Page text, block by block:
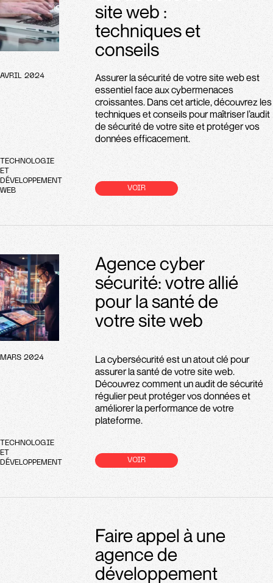
TECHNOLOGIE
ET
DÉVELOPPEMENT
WEB
site web :
techniques et
conseils
Assurer la sécurité de votre site web est
essentiel face aux cybermenaces
croissantes. Dans cet article, découvrez les
techniques et conseils pour maîtriser l’audit
de sécurité de votre site et protéger vos
données efficacement.
VOIR
AVRIL 2024
TECHNOLOGIE
ET
DÉVELOPPEMENT
Agence cyber
sécurité: votre allié
pour la santé de
votre site web
La cybersécurité est un atout clé pour
assurer la santé de votre site web.
Découvrez comment un audit de sécurité
régulier peut protéger vos données et
améliorer la performance de votre
plateforme.
VOIR
MARS 2024
Faire appel à une
agence de
développement